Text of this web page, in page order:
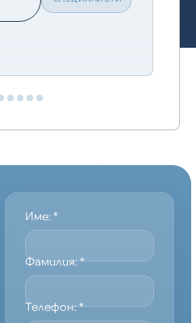
Име:*
Фамилия:*
Телефон:*